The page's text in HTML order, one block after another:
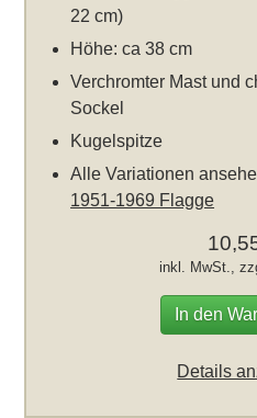
22 cm)
Höhe: ca 38 cm
Verchromter Mast und
Sockel
Kugelspitze
Alle Variationen
1951-1969 Flagge
inkl. MwSt.,
In den
Details